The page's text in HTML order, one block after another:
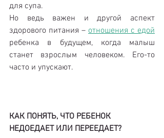
для супа.
Но ведь важен и другой аспект
здорового питания – отношения с едой
ребенка в будущем, когда малыш
станет взрослым человеком. Его-то
часто и упускают.
КАК ПОНЯТЬ, ЧТО РЕБЕНОК
НЕДОЕДАЕТ ИЛИ ПЕРЕЕДАЕТ?